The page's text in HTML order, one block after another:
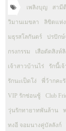
เพลิงบุญ สามี
วิมานเมขลา ลิขิตแห่
มธุรสโลกันตร์ ปรปัก
กรงกรรม เสือตัดสิงห์
เจ้าสาวบ้านไร่ รักนี้เ
รักนะเป็ดโง่ พี่ว้ากคะ
VIP รักซ่อนชู้ Club
วุ่นรักทายาทพันล้าน
ทงอี จอมนางคู่บัลลังก์